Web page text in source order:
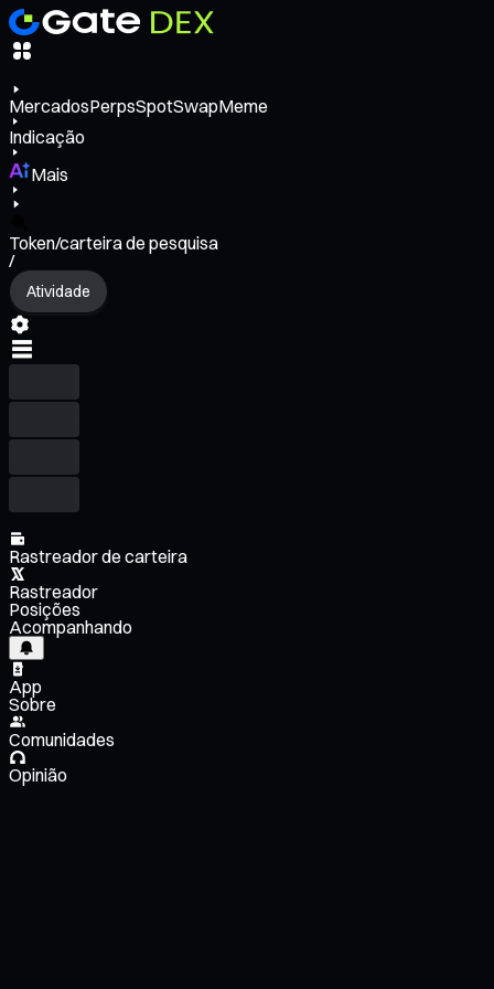
MercadosPerpsSpotSwapMeme
Indicação
Mais
Token/carteira de pesquisa
/
Atividade
Rastreador de carteira
Rastreador
Posições
Acompanhando
App
Sobre
Comunidades
Opinião